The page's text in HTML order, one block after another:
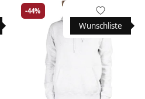
Wunschliste
-44%